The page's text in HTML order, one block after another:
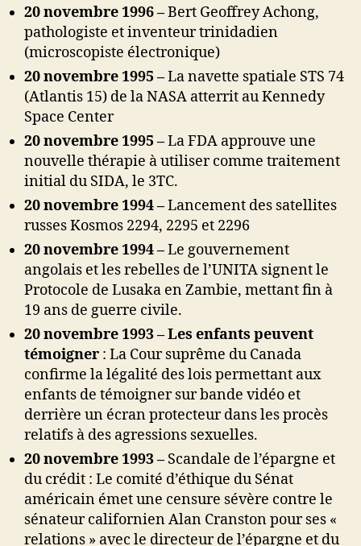
20 novembre 1996 –Bert Geoffrey Achong,
pathologiste et inventeur trinidadien
(microscopiste électronique)
20 novembre 1995 –La navette spatiale STS 74
(Atlantis 15) de la NASA atterrit au Kennedy
Space Center
20 novembre 1995 –La FDA approuve une
nouvelle thérapie à utiliser comme traitement
initial du SIDA, le 3TC.
20 novembre 1994 –Lancement des satellites
russes Kosmos 2294, 2295 et 2296
20 novembre 1994 –Le gouvernement
angolais et les rebelles de l’UNITA signent le
Protocole de Lusaka en Zambie, mettant fin à
19 ans de guerre civile.
20 novembre 1993 – Les enfants peuvent
témoigner : La Cour suprême du Canada
confirme la légalité des lois permettant aux
enfants de témoigner sur bande vidéo et
derrière un écran protecteur dans les procès
relatifs à des agressions sexuelles.
20 novembre 1993 – Scandale de l’épargne et
du crédit : Le comité d’éthique du Sénat
américain émet une censure sévère contre le
sénateur californien Alan Cranston pour ses «
relations » avec le directeur de l’épargne et du